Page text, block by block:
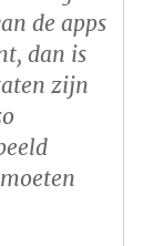
de apps
dan is
zijn